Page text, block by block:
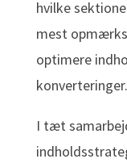
hvilke
mest
optimere
konverteringer.
I tæt